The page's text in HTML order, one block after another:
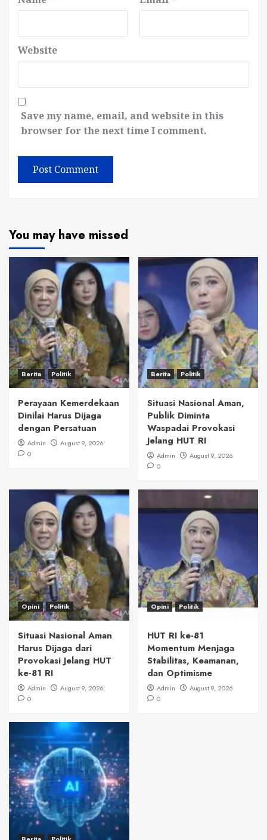
Website
Save my name, email, and website in this
browser for the next time I comment.
You may have missed
Berita Politik
Perayaan Kemerdekaan
Dinilai Harus Dijaga
dengan Persatuan
Admin
August 9, 2026
0
Berita Politik
Situasi Nasional Aman,
Publik Diminta
Waspadai Provokasi
Jelang HUT RI
Admin
August 9, 2026
0
Opini Politik
Situasi Nasional Aman
Harus Dijaga dari
Provokasi Jelang HUT
ke-81 RI
Admin
August 9, 2026
0
Opini Politik
HUT RI ke-81
Momentum Menjaga
Stabilitas, Keamanan,
dan Optimisme
Admin
August 9, 2026
0